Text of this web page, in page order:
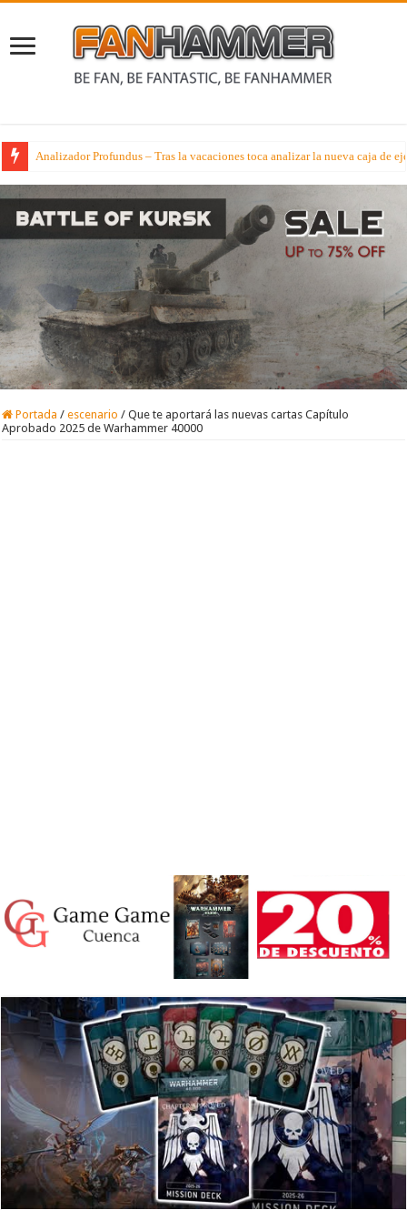
Listas Competitivas Warhammer 40000 – El poder de España en el WTC
Portada / escenario / Que te aportará las nuevas cartas Capítulo
Aprobado 2025 de Warhammer 40000